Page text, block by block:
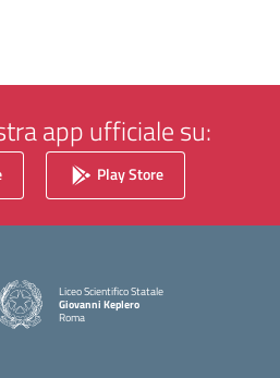
app ufficiale su:
Play Store
Liceo Scientifico Statale
Giovanni Keplero
Roma